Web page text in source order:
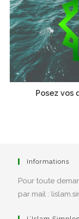
Posez vos
Informations
Pour toute
par mail :